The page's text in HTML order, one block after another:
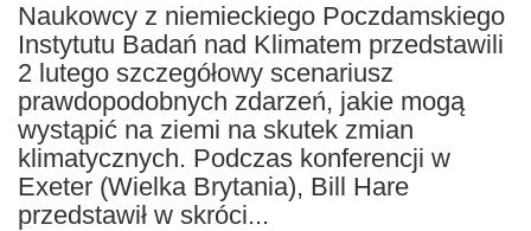
Naukowcy z niemieckiego Poczdamskiego
Instytutu Badań nad Klimatem przedstawili
2 lutego szczegółowy scenariusz
prawdopodobnych zdarzeń, jakie mogą
wystąpić na ziemi na skutek zmian
klimatycznych. Podczas konferencji w
Exeter (Wielka Brytania), Bill Hare
przedstawił w skróci...